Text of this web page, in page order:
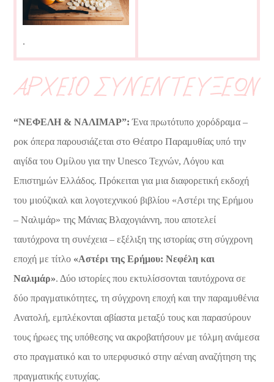
.
ΑΡΧΕΙΟ ΣΥΝΕΝΤΕΥΞΕΩΝ
“ΝΕΦΕΛΗ & ΝΑΛΙΜΑΡ”: Ένα πρωτότυπο χορόδραμα –
ροκ όπερα παρουσιάζεται στο Θέατρο Παραμυθίας υπό την
αιγίδα του Ομίλου για την Unesco Τεχνών, Λόγου και
Επιστημών Ελλάδος. Πρόκειται για μια διαφορετική εκδοχή
του μιούζικαλ και λογοτεχνικού βιβλίου «Αστέρι της Ερήμου
– Ναλιμάρ» της Μάνιας Βλαχογιάννη, που αποτελεί
ταυτόχρονα τη συνέχεια – εξέλιξη της ιστορίας στη σύγχρονη
εποχή με τίτλο «Αστέρι της Ερήμου: Νεφέλη και
Ναλιμάρ». Δύο ιστορίες που εκτυλίσσονται ταυτόχρονα σε
δύο πραγματικότητες, τη σύγχρονη εποχή και την παραμυθένια
Ανατολή, εμπλέκονται αβίαστα μεταξύ τους και παρασύρουν
τους ήρωες της υπόθεσης να ακροβατήσουν με τόλμη ανάμεσα
στο πραγματικό και το υπερφυσικό στην αέναη αναζήτηση της
πραγματικής ευτυχίας.